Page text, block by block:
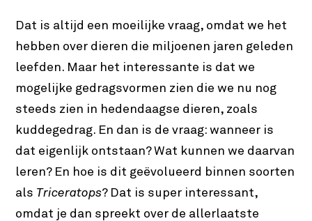
Dat is altijd een moeilijke vraag, omdat we het
hebben over dieren die miljoenen jaren geleden
leefden. Maar het interessante is dat we
mogelijke gedragsvormen zien die we nu nog
steeds zien in hedendaagse dieren, zoals
kuddegedrag. En dan is de vraag: wanneer is
dat eigenlijk ontstaan? Wat kunnen we daarvan
leren? En hoe is dit geëvolueerd binnen soorten
als Triceratops? Dat is super interessant,
omdat je dan spreekt over de allerlaatste